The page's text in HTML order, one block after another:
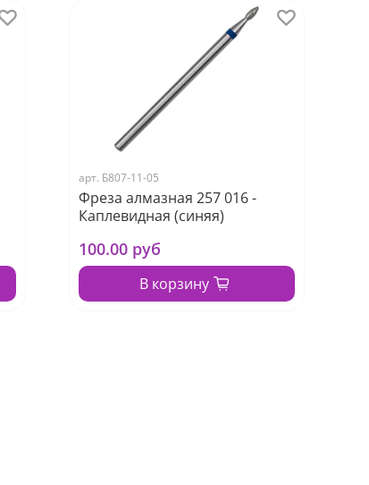
арт. Б807-11-05
Фреза алмазная 257 016 -
Каплевидная (синяя)
100.00 руб
В корзину